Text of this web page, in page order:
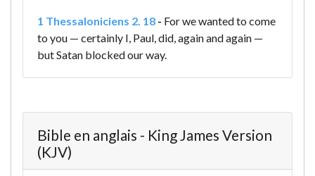
1 Thessaloniciens 2. 18 - For we wanted to come
to you — certainly I, Paul, did, again and again —
but Satan blocked our way.
Bible en anglais - King James Version
(KJV)